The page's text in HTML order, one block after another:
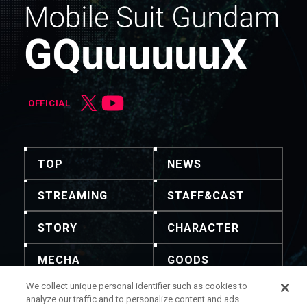
OFFICIAL
TOP NEWS
STREAMING STAFF&CAST
STORY CHARACTER
MECHA GOODS
GALLERY MUSIC
We collect unique personal identifier such as cookies to
analyze our traffic and to personalize content and ads.